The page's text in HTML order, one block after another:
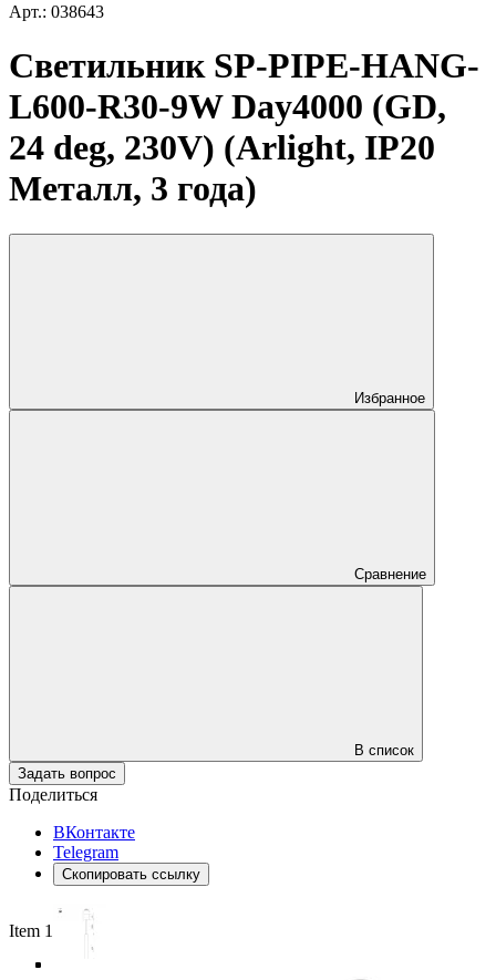
Арт.: 038643
Светильник SP-PIPE-HANG-
L600-R30-9W Day4000 (GD,
24 deg, 230V) (Arlight, IP20
Металл, 3 года)
Избранное
Сравнение
В список
Задать вопрос
Поделиться
ВКонтакте
Telegram
Скопировать ссылку
Item 1 of 5